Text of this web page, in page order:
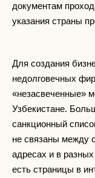
документам
указания страны
Для создания
недолговечных
«незасвеченные»
Узбекистане.
санкционный
не связаны между
адресах и в
есть страницы в